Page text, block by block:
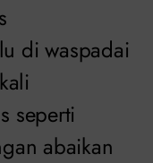
di waspadai
seperti
abaikan